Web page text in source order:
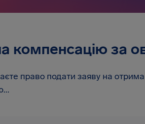
компенсацію за
право подати заяву на